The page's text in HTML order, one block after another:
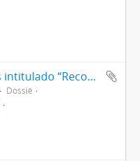
Álbum de recortes intitulado “Recortes do Noticiário referente à criação dos novos territórios federais”
Dossiê